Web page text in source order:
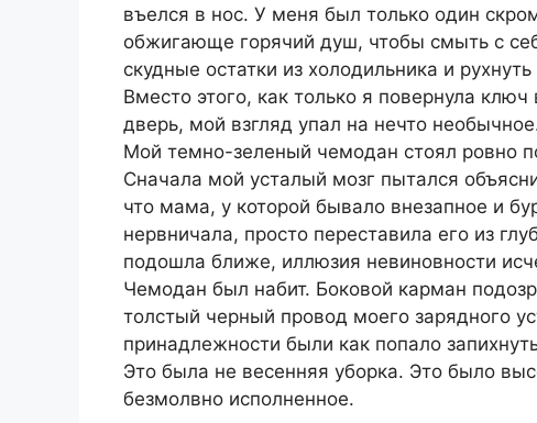
въелся в нос. У меня был только один
обжигающе горячий душ, чтобы смыть с
скудные остатки из холодильника и
Вместо этого, как только я повернула
дверь, мой взгляд упал на нечто
Мой темно-зеленый чемодан стоял ровно
Сначала мой усталый мозг пытался
что мама, у которой бывало внезапное и
нервничала, просто переставила его из
подошла ближе, иллюзия невиновности
Чемодан был набит. Боковой карман
толстый черный провод моего зарядного
принадлежности были как попало
Это была не весенняя уборка. Это было
безмолвно исполненное.